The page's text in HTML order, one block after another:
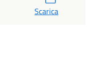
Scarica